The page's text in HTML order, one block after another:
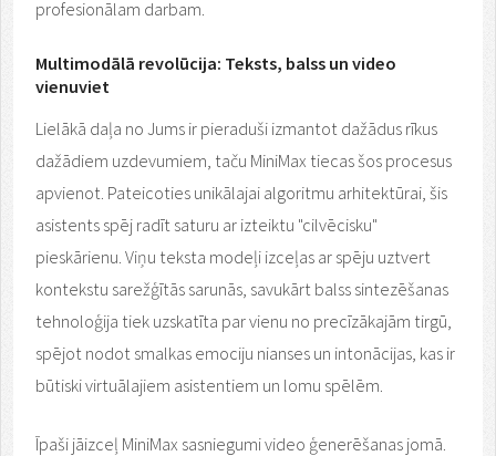
profesionālam darbam.
Multimodālā revolūcija: Teksts, balss un video
vienuviet
Lielākā daļa no Jums ir pieraduši izmantot dažādus rīkus
dažādiem uzdevumiem, taču MiniMax tiecas šos procesus
apvienot. Pateicoties unikālajai algoritmu arhitektūrai, šis
asistents spēj radīt saturu ar izteiktu "cilvēcisku"
pieskārienu. Viņu teksta modeļi izceļas ar spēju uztvert
kontekstu sarežģītās sarunās, savukārt balss sintezēšanas
tehnoloģija tiek uzskatīta par vienu no precīzākajām tirgū,
spējot nodot smalkas emociju nianses un intonācijas, kas ir
būtiski virtuālajiem asistentiem un lomu spēlēm.
Īpaši jāizceļ MiniMax sasniegumi video ģenerēšanas jomā.